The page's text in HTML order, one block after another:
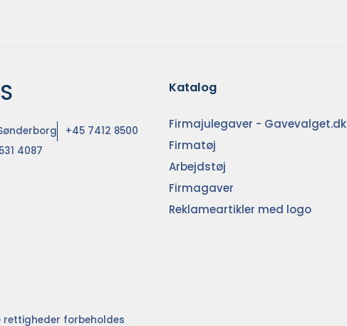
+45 7412 8500
4087
Katalog
Firmajulegaver - Gavevalget.dk
Firmatøj
Arbejdstøj
Firmagaver
Reklameartikler med logo
rettigheder forbeholdes